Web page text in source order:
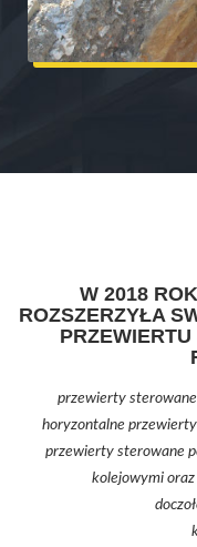
W 2018
ROZSZERZYŁA
przewierty
horyzontalne
przewierty sterowane
kolejowymi